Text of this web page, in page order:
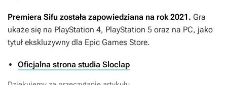
Premiera Sifu została zapowiedziana na rok 2021. Gra
ukaże się na PlayStation 4, PlayStation 5 oraz na PC, jako
tytuł ekskluzywny dla Epic Games Store.
Oficjalna strona studia Sloclap